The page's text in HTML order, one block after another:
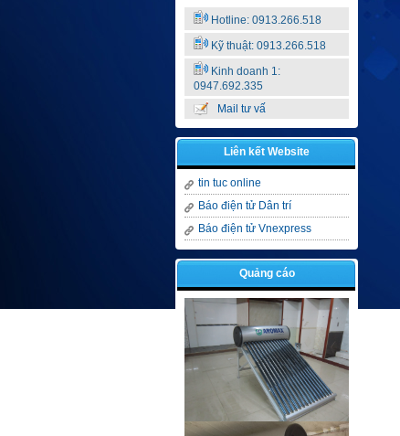
Hotline: 0913.266.518
Kỹ thuật: 0913.266.518
Kinh doanh 1:
0947.692.335
Mail tư vấ
Liên kết Website
tin tuc online
Báo điện tử Dân trí
Báo điện tử Vnexpress
Quảng cáo